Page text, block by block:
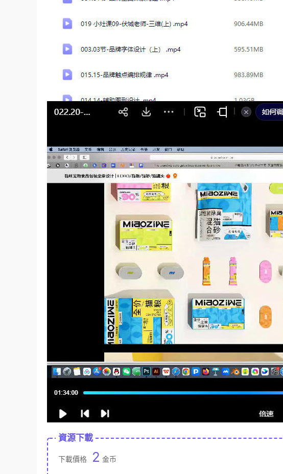
資源下載
下載價格 2 金币